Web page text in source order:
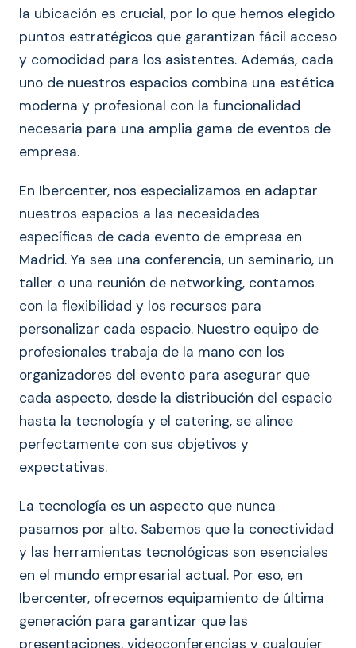
la ubicación es crucial, por lo que hemos elegido
puntos estratégicos que garantizan fácil acceso
y comodidad para los asistentes. Además, cada
uno de nuestros espacios combina una estética
moderna y profesional con la funcionalidad
necesaria para una amplia gama de eventos de
empresa.
En Ibercenter, nos especializamos en adaptar
nuestros espacios a las necesidades
específicas de cada evento de empresa en
Madrid. Ya sea una conferencia, un seminario, un
taller o una reunión de networking, contamos
con la flexibilidad y los recursos para
personalizar cada espacio. Nuestro equipo de
profesionales trabaja de la mano con los
organizadores del evento para asegurar que
cada aspecto, desde la distribución del espacio
hasta la tecnología y el catering, se alinee
perfectamente con sus objetivos y
expectativas.
La tecnología es un aspecto que nunca
pasamos por alto. Sabemos que la conectividad
y las herramientas tecnológicas son esenciales
en el mundo empresarial actual. Por eso, en
Ibercenter, ofrecemos equipamiento de última
generación para garantizar que las
presentaciones, videoconferencias y cualquier